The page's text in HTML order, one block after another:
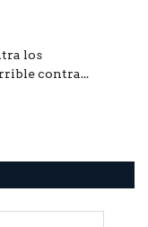
los
contra...